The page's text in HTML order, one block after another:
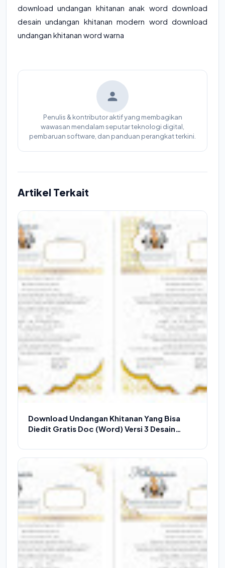
download undangan khitanan anak word download
desain undangan khitanan modern word download
undangan khitanan word warna
Penulis & kontributor aktif yang membagikan
wawasan mendalam seputar teknologi digital,
pembaruan software, dan panduan perangkat terkini.
Artikel Terkait
Download Undangan Khitanan Yang Bisa
Diedit Gratis Doc (Word) Versi 3 Desain